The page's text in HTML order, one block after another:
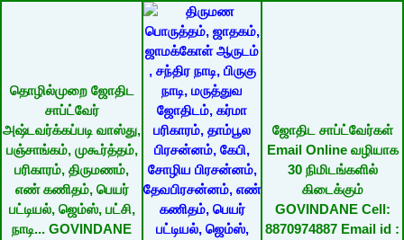
தொழில்முறை ஜோதிட
சாப்ட்வேர்
அஷ்டவர்க்கப்படி வாஸ்து,
பஞ்சாங்கம், முகூர்த்தம்,
பரிகாரம், திருமணம்,
எண் கணிதம், பெயர்
பட்டியல், ஜெம்ஸ், பட்சி,
நாடி... GOVINDANE
ஜோதிட சாப்ட்வேர்கள்
Email Online வழியாக
30 நிமிடங்களில்
கிடைக்கும்
GOVINDANE Cell:
8870974887 Email id :